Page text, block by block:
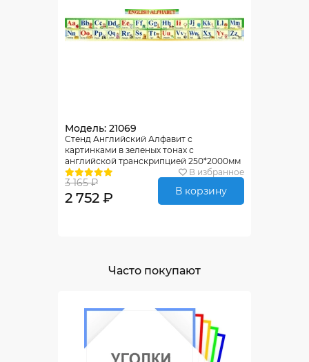
Модель: 21069
Стенд Английский Алфавит с
картинками в зеленых тонах с
английской транскрипцией 250*2000мм
В избранное
3 165 ₽
2 752 ₽ В корзину
Часто покупают